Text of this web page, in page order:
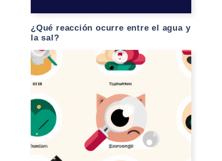
¿Qué reacción ocurre entre el agua y
la sal?